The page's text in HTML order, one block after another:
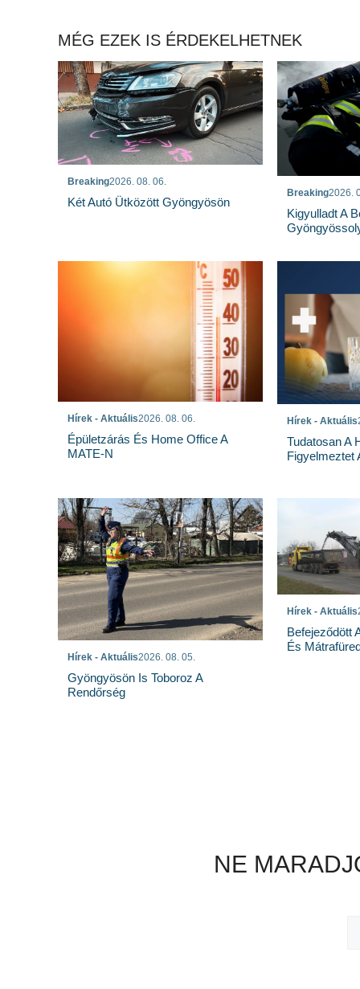
MÉG EZEK IS ÉRDEKELHETNEK
Breaking2026. 08. 06.
Két Autó Ütközött Gyöngyösön
Breaking2026.
Kigyulladt A
Hírek - Aktuális2026. 08. 06.
Épületzárás És Home Office A
MATE-N
Hírek - Aktuális
Tudatosan A
Figyelmeztet
Hírek - Aktuális2026. 08. 05.
Gyöngyösön Is Toboroz A
Rendőrség
Hírek - Aktuális
Befejeződött
És
NE